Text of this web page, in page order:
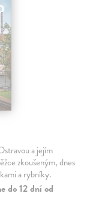
a jejím
zkoušeným, dnes
a rybníky.
do 12 dní od